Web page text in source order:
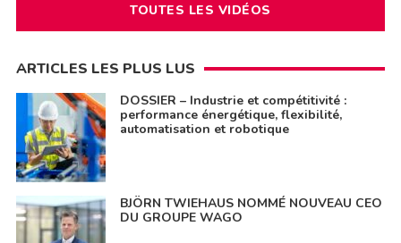
TOUTES LES VIDÉOS
ARTICLES LES PLUS LUS
DOSSIER – Industrie et compétitivité :
performance énergétique, flexibilité,
automatisation et robotique
BJÖRN TWIEHAUS NOMMÉ NOUVEAU CEO
DU GROUPE WAGO